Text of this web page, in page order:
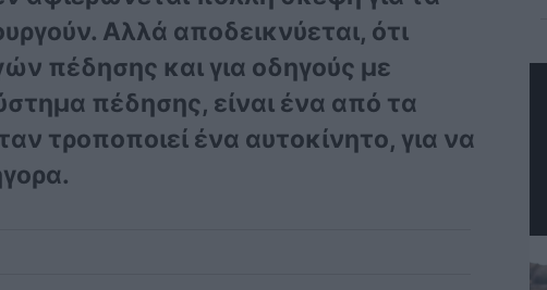
Αλλά αποδεικνύεται, ότι
πέδησης και για οδηγούς με
πέδησης, είναι ένα από τα
τροποποιεί ένα αυτοκίνητο, για να